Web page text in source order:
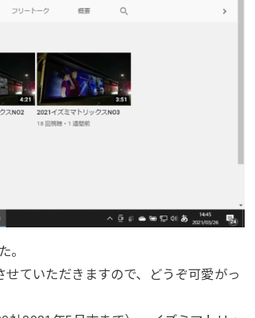
。
ていただきますので、どうぞ可愛がっ